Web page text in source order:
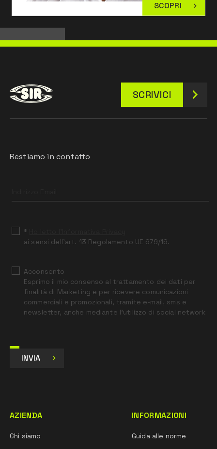
SCOPRI
SCRIVICI
Restiamo in contatto
field
*
ai sensi dell’art. 13 Regolamento UE 679/16.
Acconsento
Esprimo il mio consenso al trattamento dei dati per
finalità di Marketing e per ricevere comunicazioni
commerciali e promozionali, tramite e-mail, sms e
newsletter, anche mediante l’utilizzo di social network
INVIA
AZIENDA
Chi siamo
INFORMAZIONI
Guida alle norme